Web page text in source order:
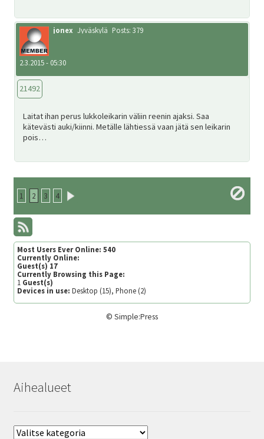
jonex Jyväskylä Posts: 379
2.3.2015 - 05:30
21492
Laitat ihan perus lukkoleikarin väliin reenin ajaksi. Saa
kätevästi auki/kiinni. Metälle lähtiessä vaan jätä sen leikarin
pois…
1 2 3 4
Most Users Ever Online: 540
Currently Online:
Guest(s) 17
Currently Browsing this Page:
1 Guest(s)
Devices in use: Desktop (15), Phone (2)
© Simple:Press
Aihealueet
Aihealueet